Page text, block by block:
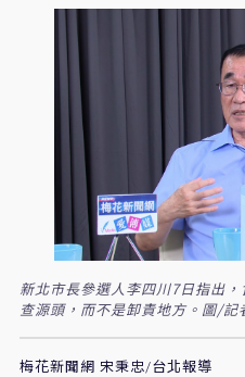
新北市長參選人李四川7日指出
查源頭，而不是卸責地方。圖/記
梅花新聞網 宋秉忠/台北報導